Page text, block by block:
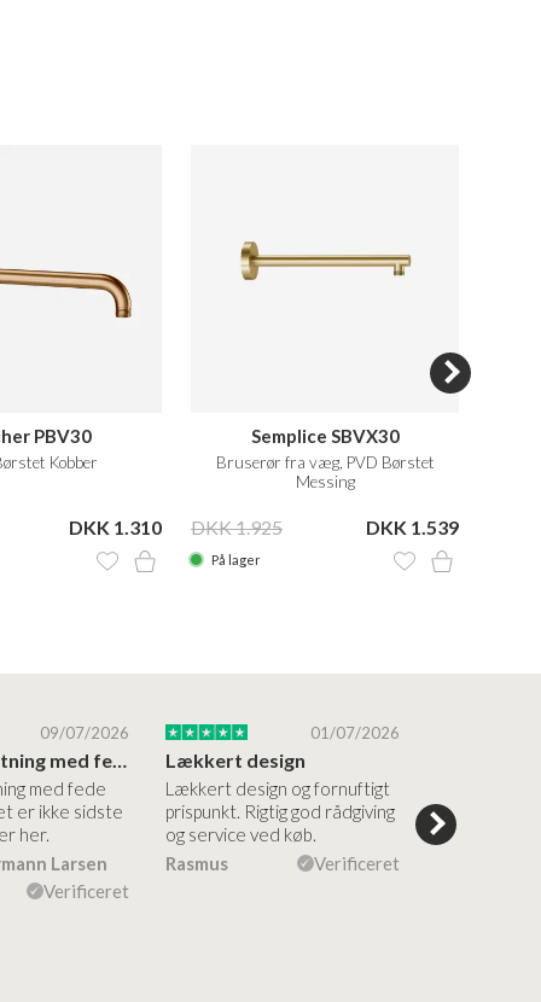
PBV30
Kobber
DKK 1.310
Semplice SBVX30
Bruserør fra væg, PVD Børstet
Messing
DKK 1.925 DKK 1.539
På lager
09/07/2026
Super forretning med fede produkter
med fede
er ikke sidste
her.
Larsen
Verificeret
01/07/2026
Lækkert design
Lækkert design og fornuftigt
prispunkt. Rigtig god rådgiving
og service ved køb.
Rasmus
Verificeret
en fin måde.